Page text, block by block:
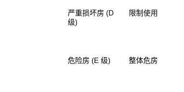
严重损坏房 (D
级)
限制使用
危险房 (E 级) 整体危房